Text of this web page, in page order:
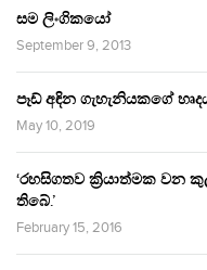
සම ලිංගිකයෝ
September 9, 2013
පෑඩ් අඳින ගැහැනියකගේ
May 10, 2019
‘රහසිගතව ක්‍රියාත්මක වන
තිබේ.’
February 15, 2016